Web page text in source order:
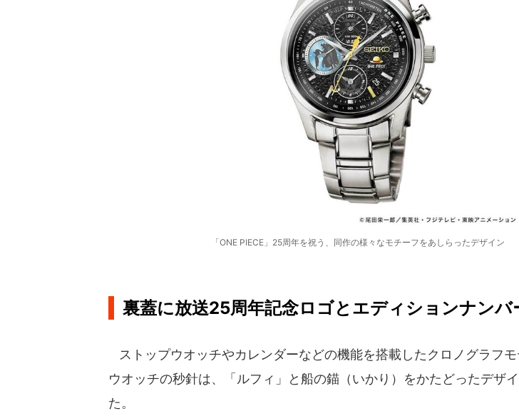
「ONE PIECE」25周年を祝う、同作の様々なモチーフをあしらったデザイン
裏蓋に放送25周年記念ロゴとエディションナンバ
ストップウオッチやカレンダーなどの機能を搭載したクロノグラフ
ウオッチの秒針は、「ルフィ」と船の錨（いかり）をかたどったデザ
た。